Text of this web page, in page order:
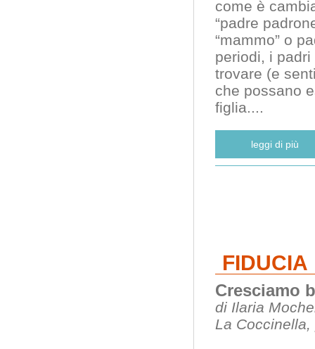
come è
“padre
“mammo” o
periodi, i
trovare (e
che possano
figlia....
leggi di più
FIDUCIA
Cresciamo
di Ilaria
La